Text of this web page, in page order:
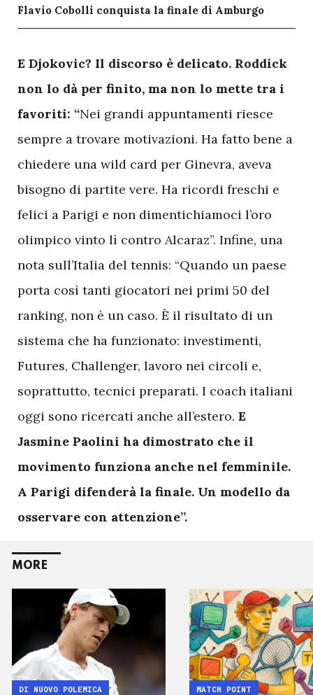
Flavio Cobolli conquista la finale di Amburgo
E Djokovic? Il discorso è delicato. Roddick
non lo dà per finito, ma non lo mette tra i
favoriti: “Nei grandi appuntamenti riesce
sempre a trovare motivazioni. Ha fatto bene a
chiedere una wild card per Ginevra, aveva
bisogno di partite vere. Ha ricordi freschi e
felici a Parigi e non dimentichiamoci l’oro
olimpico vinto lì contro Alcaraz”. Infine, una
nota sull’Italia del tennis: “Quando un paese
porta così tanti giocatori nei primi 50 del
ranking, non è un caso. È il risultato di un
sistema che ha funzionato: investimenti,
Futures, Challenger, lavoro nei circoli e,
soprattutto, tecnici preparati. I coach italiani
oggi sono ricercati anche all’estero. E
Jasmine Paolini ha dimostrato che il
movimento funziona anche nel femminile.
A Parigi difenderà la finale. Un modello da
osservare con attenzione”.
MORE
DI NUOVO POLEMICA MATCH POINT